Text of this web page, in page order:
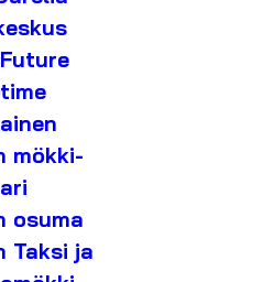
mökki-
osuma
Taksi ja